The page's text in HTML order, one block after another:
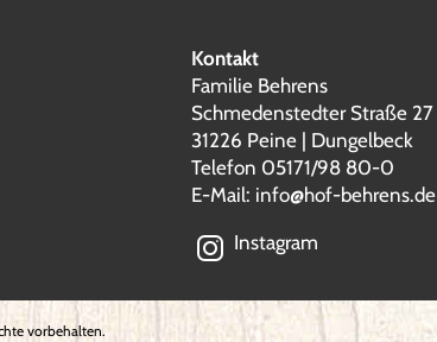
Kontakt
Familie Behrens
Schmedenstedter Straße 27
31226 Peine | Dungelbeck
Telefon 05171/98 80-0
E-Mail: info@hof-behrens.de
Instagram
vorbehalten.